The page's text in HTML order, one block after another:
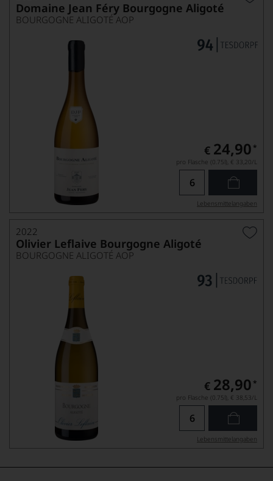
Domaine Jean Féry Bourgogne Aligoté
BOURGOGNE ALIGOTÉ AOP
€ 24,90 *
pro Flasche (0.75l), € 33,20/L
Lebensmittel­angaben
2022
Olivier Leflaive Bourgogne Aligoté
BOURGOGNE ALIGOTÉ AOP
€ 28,90 *
pro Flasche (0.75l), € 38,53/L
Lebensmittel­angaben